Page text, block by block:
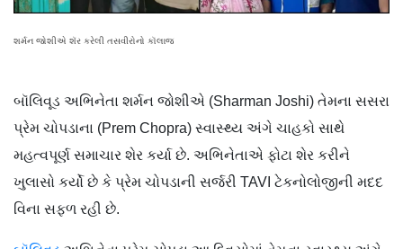
શર્મન જોશીએ શૅર કરેલી તસવીરોનો કૉલાજ
બૉલિવૂડ અભિનેતા શર્મન જોશીએ (Sharman Joshi) તેમના સસરા
પ્રેમ ચોપડાના (Prem Chopra) સ્વાસ્થ્ય અંગે ચાહકો સાથે
મહત્વપૂર્ણ સમાચાર શેર કર્યા છે. અભિનેતાએ ફોટા શેર કરીને
ખુલાસો કર્યો છે કે પ્રેમ ચોપડાની સર્જરી TAVI ટેકનોલોજીની મદદ
વિના સફળ રહી છે.